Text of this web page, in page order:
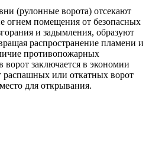
(рулонные ворота) отсекают
огнем помещения от безопасных
и задымления, образуют
распространение пламени и
противопожарных
ворот заключается в экономии
распашных или откатных ворот
для открывания.